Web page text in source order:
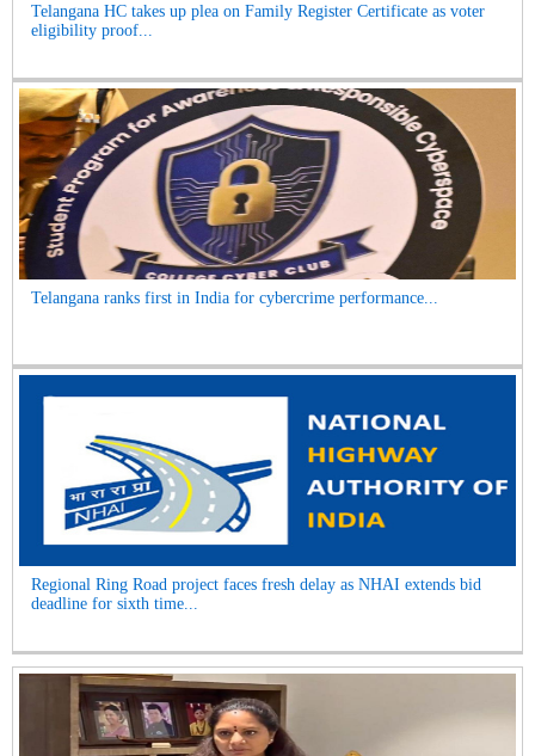
Telangana HC takes up plea on Family Register Certificate as voter
eligibility proof...
Telangana ranks first in India for cybercrime performance...
Regional Ring Road project faces fresh delay as NHAI extends bid
deadline for sixth time...